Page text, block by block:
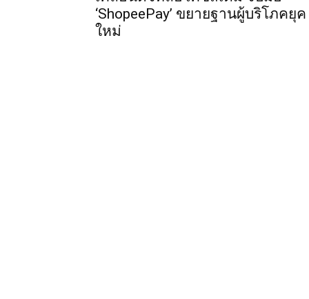
‘ShopeePay’ ขยายฐานผู้บริโภคยุค
ใหม่